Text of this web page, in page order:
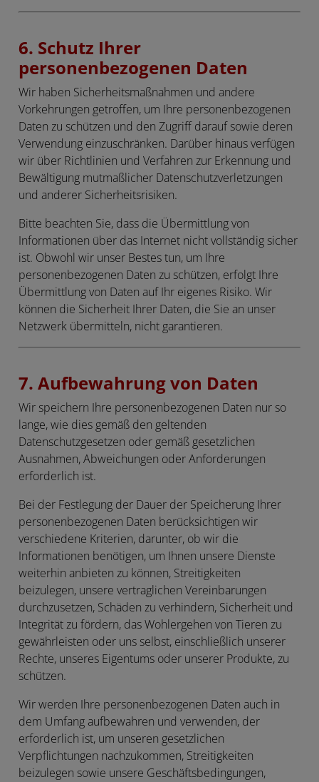
6. Schutz Ihrer
personenbezogenen Daten
Wir haben Sicherheitsmaßnahmen und andere
Vorkehrungen getroffen, um Ihre personenbezogenen
Daten zu schützen und den Zugriff darauf sowie deren
Verwendung einzuschränken. Darüber hinaus verfügen
wir über Richtlinien und Verfahren zur Erkennung und
Bewältigung mutmaßlicher Datenschutzverletzungen
und anderer Sicherheitsrisiken.
Bitte beachten Sie, dass die Übermittlung von
Informationen über das Internet nicht vollständig sicher
ist. Obwohl wir unser Bestes tun, um Ihre
personenbezogenen Daten zu schützen, erfolgt Ihre
Übermittlung von Daten auf Ihr eigenes Risiko. Wir
können die Sicherheit Ihrer Daten, die Sie an unser
Netzwerk übermitteln, nicht garantieren.
7. Aufbewahrung von Daten
Wir speichern Ihre personenbezogenen Daten nur so
lange, wie dies gemäß den geltenden
Datenschutzgesetzen oder gemäß gesetzlichen
Ausnahmen, Abweichungen oder Anforderungen
erforderlich ist.
Bei der Festlegung der Dauer der Speicherung Ihrer
personenbezogenen Daten berücksichtigen wir
verschiedene Kriterien, darunter, ob wir die
Informationen benötigen, um Ihnen unsere Dienste
weiterhin anbieten zu können, Streitigkeiten
beizulegen, unsere vertraglichen Vereinbarungen
durchzusetzen, Schäden zu verhindern, Sicherheit und
Integrität zu fördern, das Wohlergehen von Tieren zu
gewährleisten oder uns selbst, einschließlich unserer
Rechte, unseres Eigentums oder unserer Produkte, zu
schützen.
Wir werden Ihre personenbezogenen Daten auch in
dem Umfang aufbewahren und verwenden, der
erforderlich ist, um unseren gesetzlichen
Verpflichtungen nachzukommen, Streitigkeiten
beizulegen sowie unsere Geschäftsbedingungen,